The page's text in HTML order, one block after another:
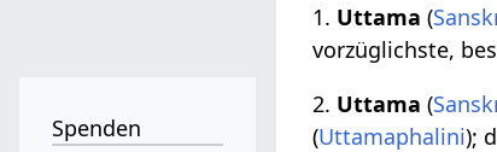
1. Uttama (
vorzüglichste,
2. Uttama (
(Uttamaphalini);
Spenden